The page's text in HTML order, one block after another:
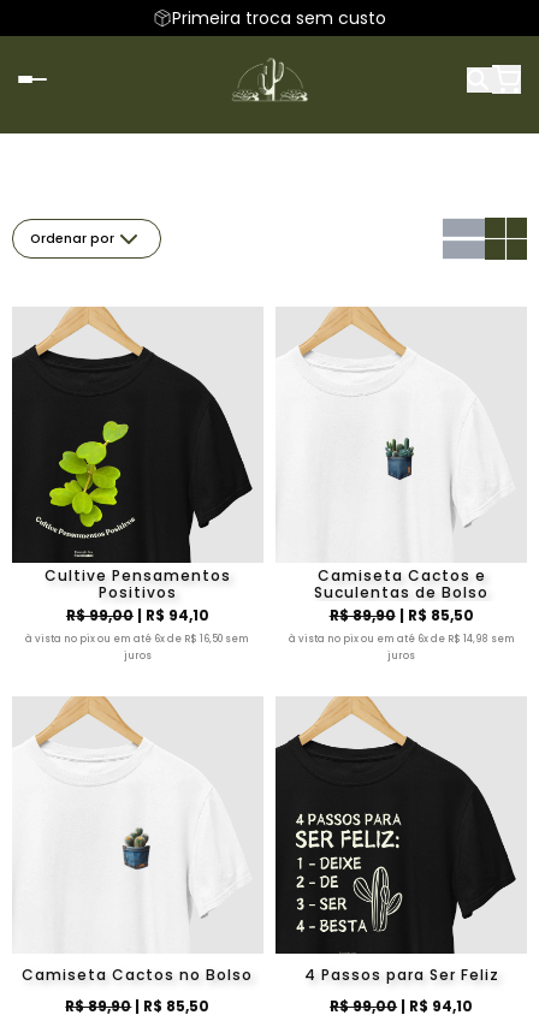
Primeira troca sem custo
Ordenar por
Cultive Pensamentos
Positivos
R$ 99,00| R$ 94,10
à vista no pix ou em até 6x de R$ 16,50 sem
juros
Camiseta Cactos e
Suculentas de Bolso
R$ 89,90| R$ 85,50
à vista no pix ou em até 6x de R$ 14,98 sem
juros
Camiseta Cactos no Bolso
R$ 89,90| R$ 85,50
4 Passos para Ser Feliz
R$ 99,00| R$ 94,10